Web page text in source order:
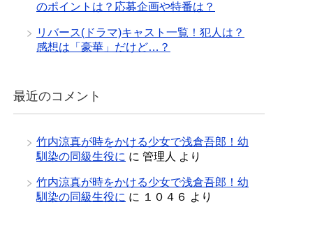
のポイントは？応募企画や特番は？
リバース(ドラマ)キャスト一覧！犯人は？
感想は「豪華」だけど…？
最近のコメント
竹内涼真が時をかける少女で浅倉吾郎！幼
馴染の同級生役に に 管理人 より
竹内涼真が時をかける少女で浅倉吾郎！幼
馴染の同級生役に に １０４６ より